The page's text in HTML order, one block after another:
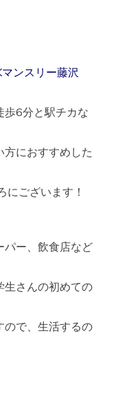
マンスリー藤沢
歩6分と駅チカな
におすすめした
ございます！
パー、飲食店など
生さんの初めての
ので、生活するの